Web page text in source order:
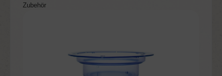
Produktgalerie überspringen
Zubehör